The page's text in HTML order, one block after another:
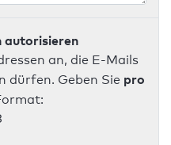
autorisieren
an, die E-Mails
dürfen. Geben Sie pro